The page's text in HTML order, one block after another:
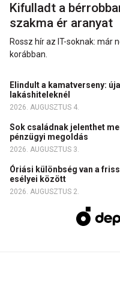
Kifulladt a
szakma ér aranyat
Rossz hír az IT-soknak: már
korábban.
Elindult a kamatverseny:
lakáshiteleknél
2026. AUGUSZTUS 4.
Sok családnak jelenthet
pénzügyi megoldás
2026. AUGUSZTUS 3.
Óriási különbség van a
esélyei között
2026. AUGUSZTUS 2.